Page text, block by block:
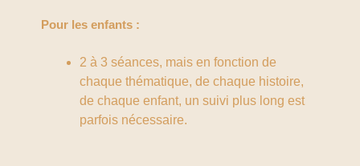
Pour les enfants :
2 à 3 séances, mais en fonction de
chaque thématique, de chaque histoire,
de chaque enfant, un suivi plus long est
parfois nécessaire.